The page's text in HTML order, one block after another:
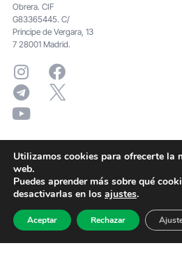
Obrera. CIF
G83365445. C/
Principe de Vergara, 13
7 28001 Madrid.
Utilizamos cookies para ofrecerte la
web.
Puedes aprender más sobre qué
desactivarlas en los ajustes.
Aceptar Rechazar